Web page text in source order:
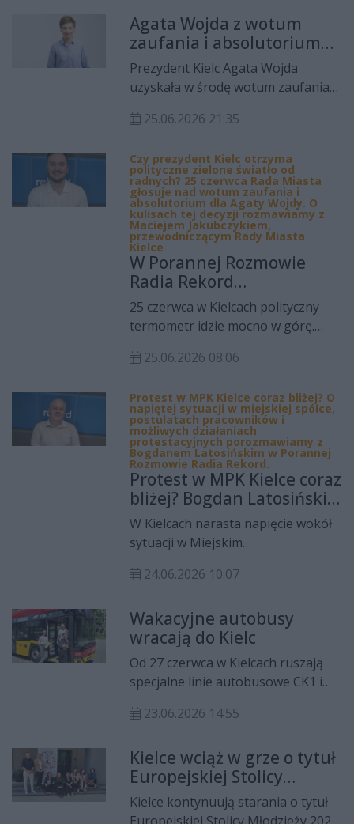
do realizacji nowych inwestycji
Międzynarodowego Harcerskiego
Festiwalu Kultury Młodzieży
Szkolnej „Wiatraczek”, który przez
dziesięć dni wypełni miejskie
przestrzenie koncertami,
warsztatami i wydarzeniami
zagranicy.
Agata Wojda z wotum
zaufania i absolutorium
za wykonanie budżetu
Prezydent Kielc Agata Wojda
uzyskała w środę wotum zaufania
wykonania budżetu miasta za 2025
Rady Miasta Kielce po debacie
dotyczącej sytuacji finansowej
miasta oraz realizowanych
inwestycji.
25.06.2026 21:35
Czy prezydent Kielc otrzyma
polityczne zielone światło od
radnych? 25 czerwca Rada Miasta
głosuje nad wotum zaufania i
absolutorium dla Agaty Wojdy. O
kulisach tej decyzji rozmawiamy z
Maciejem Jakubczykiem,
przewodniczącym Rady Miasta
Kielce
W Porannej Rozmowie
Radia Rekord
Świętokrzyskie gościem
był Maciej Jakubczyk,
przewodniczący Rady
Miasta Kielce. Rozmowa
najważniejszych
momentów dla lokalnego
samorządu.
25 czerwca w Kielcach polityczny
termometr idzie mocno w górę.
będzie głosować nad wotum
prezydent Agaty Wojdy. To jedna z
najważniejszych sesji w roku, bo
radni nie oceniają wyłącznie tabel,
sprawozdań i wykonania budżetu.
Oceniają także kierunek, tempo i
styl zarządzania miastem. Gościem
Porannej Rozmowy Radia Rekord
Świętokrzyskie jest Maciej
Jakubczyk, przewodniczący Rady
Miasta Kielce. Rozmowa odbywa się
mieć duże znaczenie dla dalszych
relacji między radą a prezydentką.
25.06.2026 08:06
Protest w MPK Kielce coraz bliżej? O
napiętej sytuacji w miejskiej spółce,
postulatach pracowników i
możliwych działaniach
protestacyjnych porozmawiamy z
Bogdanem Latosińskim w Porannej
Rozmowie Radia Rekord.
Protest w MPK Kielce coraz
bliżej? Bogdan Latosiński
gościem Porannej
Rozmowy Radia Rekord
W Kielcach narasta napięcie wokół
sytuacji w Miejskim
Związkowcy coraz głośniej mówią o
protestacyjnych, wskazując na
problemy, które – ich zdaniem – od
dłuższego czasu pozostają
nierozwiązane. Pracownicy MPK
alarmują, że obecna sytuacja spółki
budzi coraz większe obawy
bezpieczeństwo zatrudnienia. W
przestrzeni publicznej pojawiają się
pytania dotyczące kondycji
finansowej przedsiębiorstwa, relacji
24.06.2026 10:07
Wakacyjne autobusy
wracają do Kielc
Od 27 czerwca w Kielcach ruszają
specjalne linie autobusowe CK1 i
wakacji będą łączyć najważniejsze
rozwiązanie ma ułatwić zwiedzanie
zarówno mieszkańcom, jak i
turystom.
23.06.2026 14:55
Kielce wciąż w grze o tytuł
Europejskiej Stolicy
Młodzieży 2029
Kielce kontynuują starania o tytuł